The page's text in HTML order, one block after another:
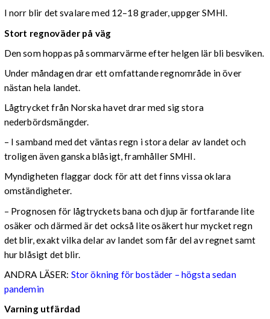
I norr blir det svalare med 12–18 grader, uppger SMHI.
Stort regnoväder på väg
Den som hoppas på sommarvärme efter helgen lär bli besviken.
Under måndagen drar ett omfattande regnområde in över
nästan hela landet.
Lågtrycket från Norska havet drar med sig stora
nederbördsmängder.
– I samband med det väntas regn i stora delar av landet och
troligen även ganska blåsigt, framhåller SMHI.
Myndigheten flaggar dock för att det finns vissa oklara
omständigheter.
– Prognosen för lågtryckets bana och djup är fortfarande lite
osäker och därmed är det också lite osäkert hur mycket regn
det blir, exakt vilka delar av landet som får del av regnet samt
hur blåsigt det blir.
ANDRA LÄSER: Stor ökning för bostäder – högsta sedan
pandemin
Varning utfärdad